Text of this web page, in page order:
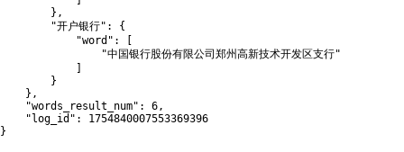
} ,
"开户银行" :
{
"word" :
"中国银行股份有限公司郑州高新技术开发区支行"
}
} ,
"words_result_num" : 6,
"log_id" :
1754840007553369396
}